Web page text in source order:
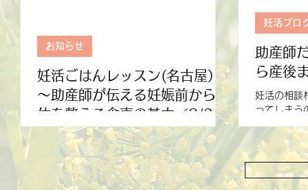
妊活ごはんレッスン(名古屋）
～助産師が伝える妊娠前からの
体を整える食事の基本《8/22
開催》
妊娠したいと思ったら、まず「妊活ごはん」
🍽️ ✔️「そろそろ赤ちゃんを迎えたいけど、
何から始めればいい？」 ✔️ 「妊活にいい食
事ってよく聞くけど、実際どうしたらいい
お知らせ
助産師
ら産後
妊活の相談
ってしまうの？ 妊娠前から
産、産後、子育て
げて見て
につながります。 妊活も
わります。 でも、そこにいるのは、ずっと
妊活ブロ